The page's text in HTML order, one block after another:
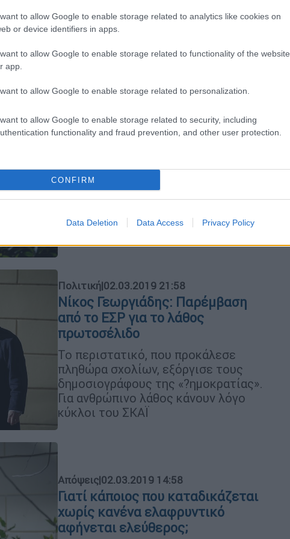
to allow Google to enable storage related to analytics like cookies on
or device identifiers in apps.
to allow Google to enable storage related to functionality of the website
app.
to allow Google to enable storage related to personalization.
to allow Google to enable storage related to security, including
functionality and fraud prevention, and other user protection.
CONFIRM
Data Deletion Data Access Privacy Policy
Διαβάστε την απάντηση της Έλενας
Ακρίτα στην κυρία Μαρέβα
Γκραμπόβσκι-Μητσοτάκη
Πολιτική|03.03.2019 21:06
Νίκος Γεωργιάδης: Τα θύµατα, η
και οι μαρτυρίες
?εν κατέθεσαν στη δίκη οι νεαροί που
κατήγγειλαν την εµπλοκή του πρώην
βουλευτή της ΝΔ, αλλά ούτε και η
Πολιτική|02.03.2019 21:58
Νίκος Γεωργιάδης: Παρέµβαση
από το ΕΣΡ για το λάθος
πρωτοσέλιδο
Το περιστατικό, που προκάλεσε
πληθώρα σχολίων, εξόργισε τους
δηµοσιογράφους της «?ηµοκρατίας».
Για ανθρώπινο λάθος κάνουν λόγο
κύκλοι του ΣΚΑΪ
Απόψεις|02.03.2019 14:58
Γιατί κάποιος που καταδικάζεται
χωρίς κανένα ελαφρυντικό
αφήνεται ελεύθερος;